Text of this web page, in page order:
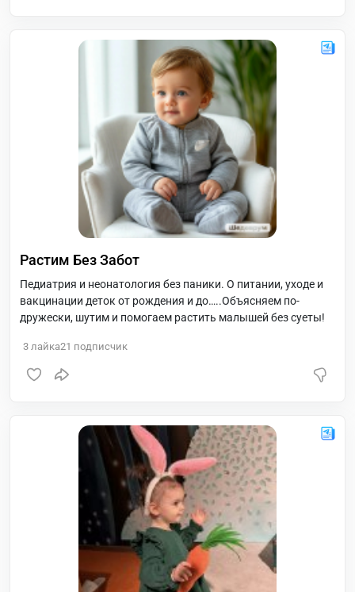
Растим Без Забот
Педиатрия и неонатология без паники. О питании, уходе и
вакцинации деток от рождения и до…..Объясняем по-
дружески, шутим и помогаем растить малышей без суеты!
3 лайка21 подписчик